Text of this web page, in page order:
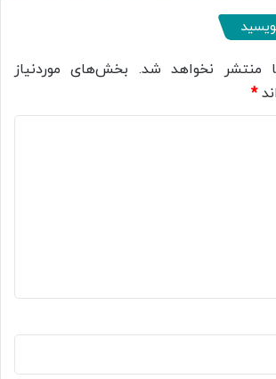
منتشر نخواهد شد. بخش‌های موردنیاز
*